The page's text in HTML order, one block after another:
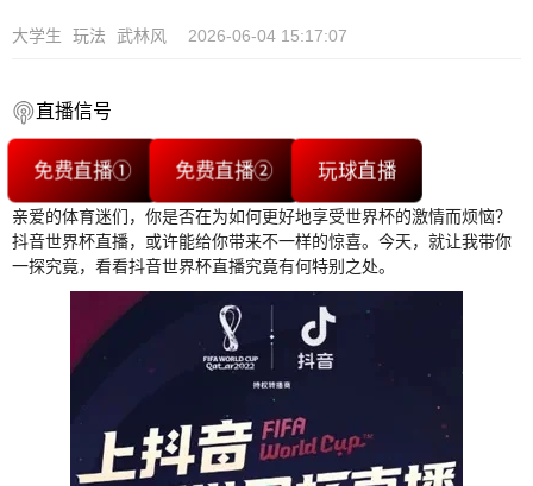
大学生 玩法 武林风 2026-06-04 15:17:07
直播信号
免费直播① 免费直播② 玩球直播
亲爱的体育迷们，你是否在为如何更好地享受世界杯的激情而烦恼？
抖音世界杯直播，或许能给你带来不一样的惊喜。今天，就让我带你
一探究竟，看看抖音世界杯直播究竟有何特别之处。